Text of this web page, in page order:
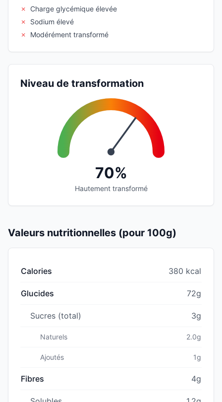
✗
Charge glycémique élevée
✗
Sodium élevé
✗
Modérément transformé
Niveau de transformation
70%
Hautement transformé
Valeurs nutritionnelles (pour 100g)
Calories 380 kcal
Glucides 72g
Sucres (total) 3g
Naturels 2.0g
Ajoutés 1g
Fibres 4g